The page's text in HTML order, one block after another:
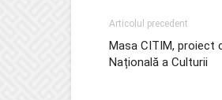
Articolul precedent
Masa CITIM, proiect
Națională a Culturii